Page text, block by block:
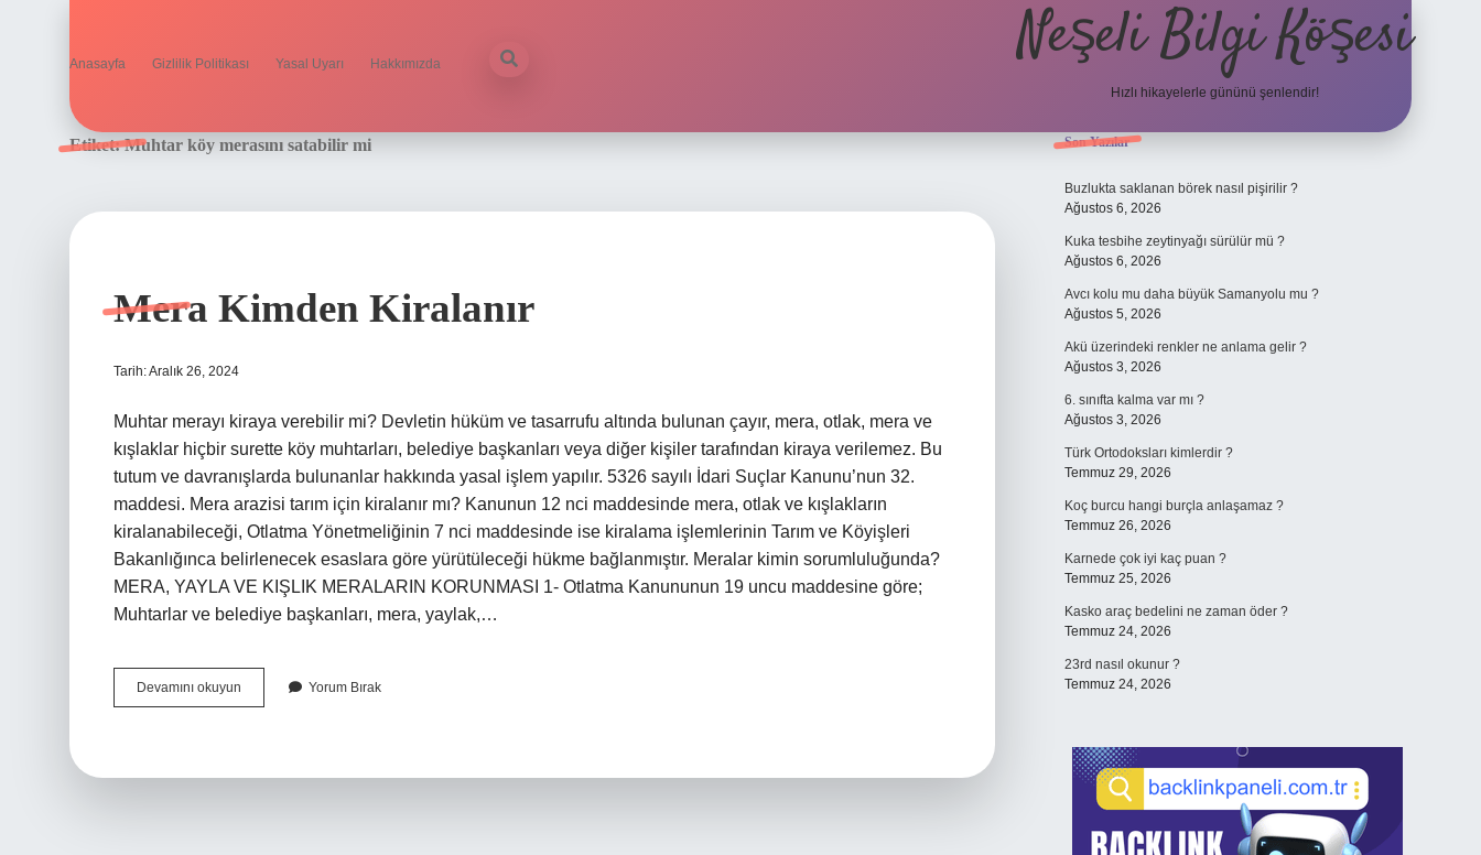
Anasayfa Gizlilik Politikası Yasal Uyarı Hakkımızda Neşeli Bilgi Köşesi
Hızlı hikayelerle gününü şenlendir!
Etiket:Muhtar köy merasını satabilir mi
Mera Kimden Kiralanır
Tarih: Aralık 26, 2024
Muhtar merayı kiraya verebilir mi? Devletin hüküm ve tasarrufu altında bulunan çayır, mera, otlak, mera ve
kışlaklar hiçbir surette köy muhtarları, belediye başkanları veya diğer kişiler tarafından kiraya verilemez. Bu
tutum ve davranışlarda bulunanlar hakkında yasal işlem yapılır. 5326 sayılı İdari Suçlar Kanunu’nun 32.
maddesi. Mera arazisi tarım için kiralanır mı? Kanunun 12 nci maddesinde mera, otlak ve kışlakların
kiralanabileceği, Otlatma Yönetmeliğinin 7 nci maddesinde ise kiralama işlemlerinin Tarım ve Köyişleri
Bakanlığınca belirlenecek esaslara göre yürütüleceği hükme bağlanmıştır. Meralar kimin sorumluluğunda?
MERA, YAYLA VE KIŞLIK MERALARIN KORUNMASI 1- Otlatma Kanununun 19 uncu maddesine göre;
Muhtarlar ve belediye başkanları, mera, yaylak,…
Devamını okuyun
Kimden
Yorum Bırak
Sidebar
Son Yazılar
Buzlukta saklanan börek nasıl pişirilir ?
Ağustos 6, 2026
Kuka tesbihe zeytinyağı sürülür mü ?
Ağustos 6, 2026
Avcı kolu mu daha büyük Samanyolu mu ?
Ağustos 5, 2026
Akü üzerindeki renkler ne anlama gelir ?
Ağustos 3, 2026
6. sınıfta kalma var mı ?
Ağustos 3, 2026
Türk Ortodoksları kimlerdir ?
Temmuz 29, 2026
Koç burcu hangi burçla anlaşamaz ?
Temmuz 26, 2026
Karnede çok iyi kaç puan ?
Temmuz 25, 2026
Kasko araç bedelini ne zaman öder ?
Temmuz 24, 2026
23rd nasıl okunur ?
Temmuz 24, 2026
ilbet mobil girişen iyi bahis siteleri